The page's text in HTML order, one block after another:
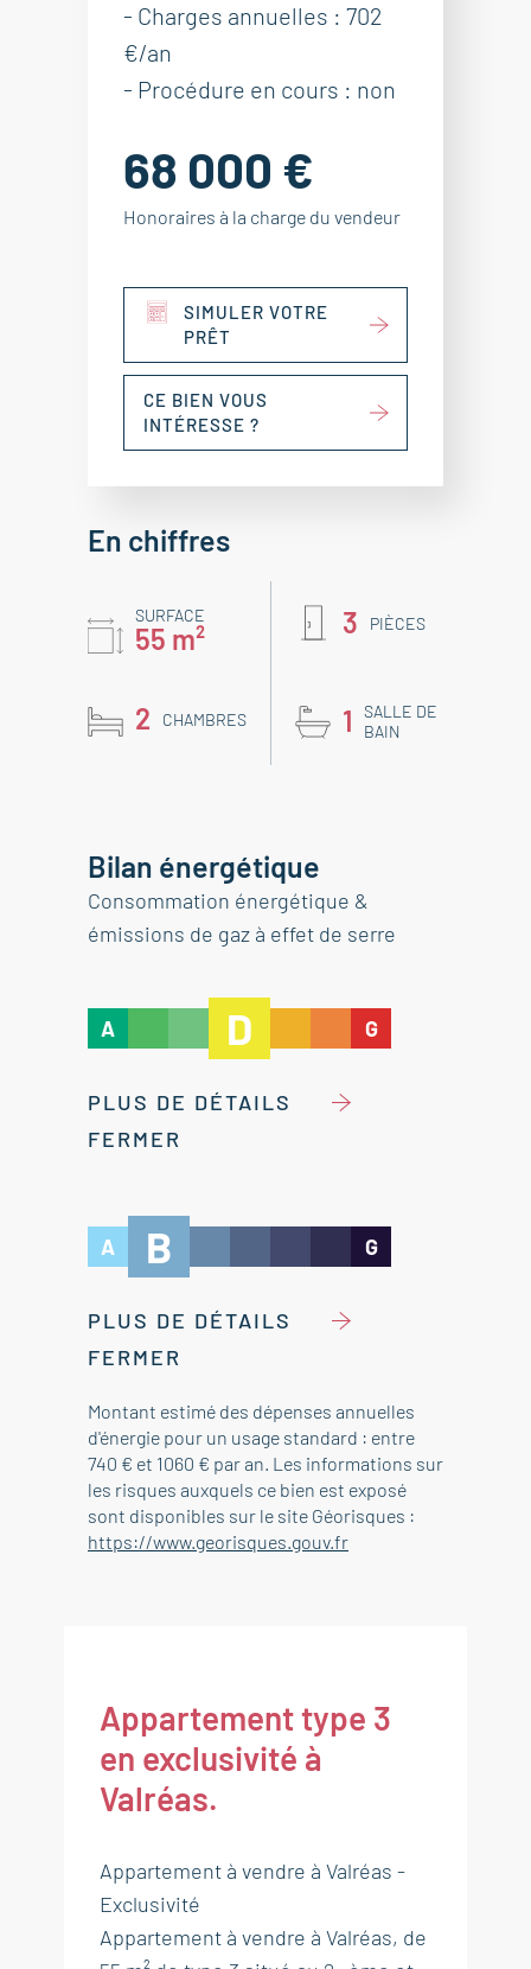
- Charges annuelles : 702
€/an
- Procédure en cours : non
68 000 €
Honoraires à la charge du vendeur
SIMULER VOTRE
PRÊT
CE BIEN VOUS
INTÉRESSE ?
En chiffres
SURFACE
55 m² 3 PIÈCES
2 CHAMBRES 1
SALLE DE
BAIN
Bilan énergétique
Consommation énergétique &
émissions de gaz à effet de serre
A D G
PLUS DE DÉTAILS
FERMER
A B G
PLUS DE DÉTAILS
FERMER
Montant estimé des dépenses annuelles
d'énergie pour un usage standard : entre
740 € et 1060 € par an. Les informations sur
les risques auxquels ce bien est exposé
sont disponibles sur le site Géorisques :
https://www.georisques.gouv.fr
Appartement type 3
en exclusivité à
Valréas.
Appartement à vendre à Valréas -
Exclusivité
Appartement à vendre à Valréas, de